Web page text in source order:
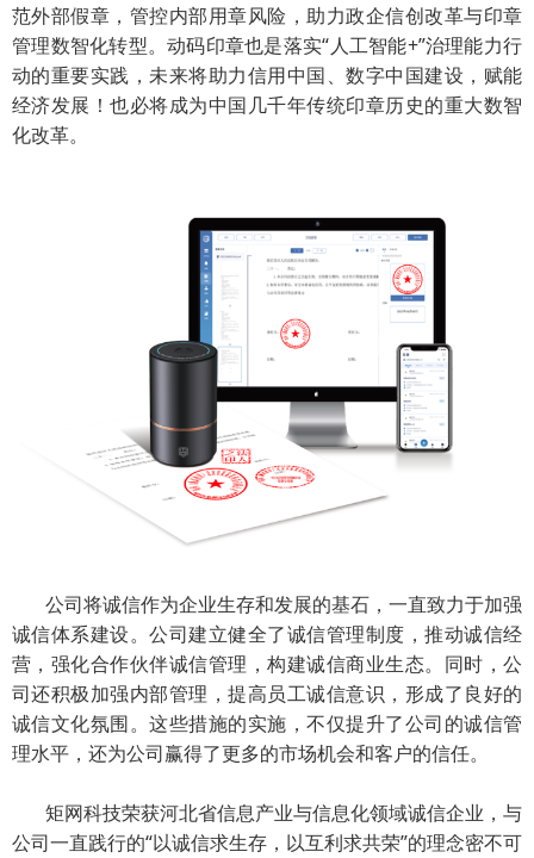
范外部假章，管控内部用章风险，助力政企信创改革与印章
管理数智化转型。动码印章也是落实“人工智能+”治理能力行
动的重要实践，未来将助力信用中国、数字中国建设，赋能
经济发展！也必将成为中国几千年传统印章历史的重大数智
化改革。
公司将诚信作为企业生存和发展的基石，一直致力于加强
诚信体系建设。公司建立健全了诚信管理制度，推动诚信经
营，强化合作伙伴诚信管理，构建诚信商业生态。同时，公
司还积极加强内部管理，提高员工诚信意识，形成了良好的
诚信文化氛围。这些措施的实施，不仅提升了公司的诚信管
理水平，还为公司赢得了更多的市场机会和客户的信任。
矩网科技荣获河北省信息产业与信息化领域诚信企业，与
公司一直践行的“以诚信求生存，以互利求共荣”的理念密不可